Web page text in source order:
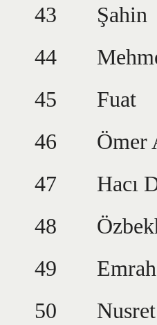
43
Şahin
44
45
Fuat
46
Ömer
47
Hacı
48
49
Emrah
50
Nusret